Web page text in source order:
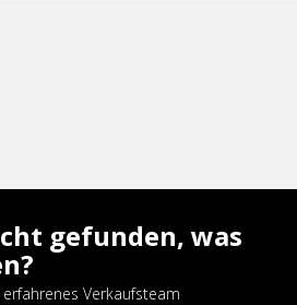
gefunden, was
Verkaufsteam